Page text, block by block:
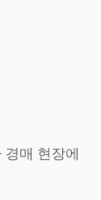
매 현장에